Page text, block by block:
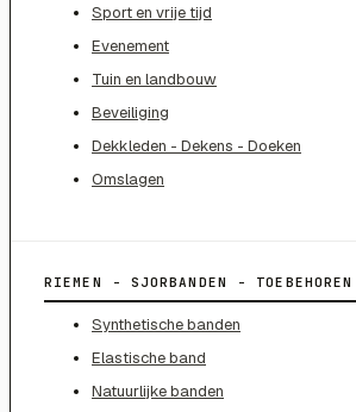
Sport en vrije tijd
Evenement
Tuin en landbouw
Beveiliging
Dekkleden - Dekens - Doeken
Omslagen
RIEMEN - SJORBANDEN - TOEBEHOREN
Synthetische banden
Elastische band
Natuurlijke banden